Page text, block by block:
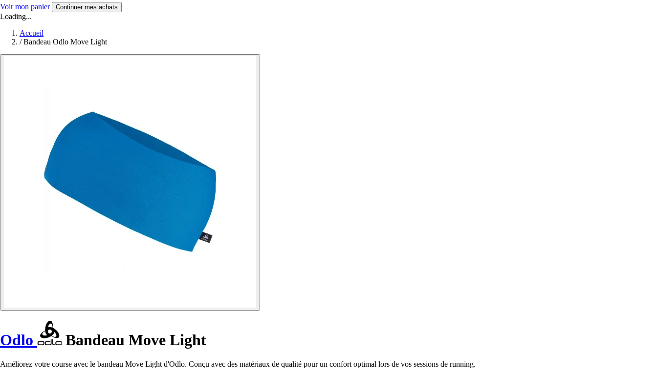
Voir mon panier Continuer mes achats
Loading...
Accueil
/ Bandeau Odlo Move Light
Odlo Bandeau Move Light
Améliorez votre course avec le bandeau Move Light d'Odlo. Conçu avec des matériaux de qualité pour un confort optimal lors de vos sessions de running.